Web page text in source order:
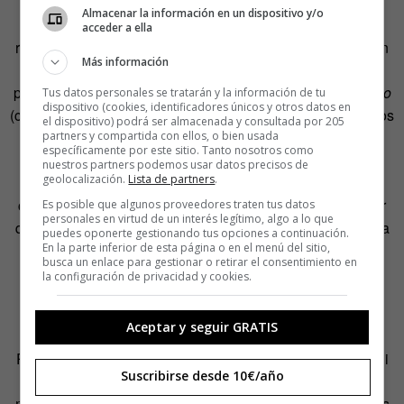
En aquellos comienzos de la movida y del auge de la
rumba, Francisco Umbral dijo que el cheli era una rebelión
léxica. Hoy es el trap el que pone el léxico y la gramática
patas arriba. Sus palabras suenan tan ásperas como el
keo
(casa) y elteki(taxi) del callejeo de los 70 y 80. Los traperos
se comen sílabas (to loco), usan la equis en vez de
distinguir entre femenino y masculino (todxs), inventan el
espanglish como les da la gana (
crean palabras que son solo suyas, sin ningún interés por
que las entienda alguien fuera delguero(de la voz inglesa
ghetto : barrio). Los del trap son rebeldes hasta con sus
hermanos del rap: no son tan disciplinados con las rimas
como los primeros raperos. Y de las normas piensan lo
mismo que los punks de los 70: ¡Se la suda!
Pero el origen de estas dos jergas es muy distinto. El cheli
que cantaban las rumbas y que pronunciaban los que se
Almacenar la información en un dispositivo y/o
acceder a ella
Más información
Tus datos personales se tratarán y la información de tu
dispositivo (cookies, identificadores únicos y otros datos en
el dispositivo) podrá ser almacenada y consultada por 205
partners y compartida con ellos, o bien usada
específicamente por este sitio. Tanto nosotros como
nuestros partners podemos usar datos precisos de
geolocalización. Lista de partners.
Es posible que algunos proveedores traten tus datos
personales en virtud de un interés legítimo, algo a lo que
puedes oponerte gestionando tus opciones a continuación.
En la parte inferior de esta página o en el menú del sitio,
busca un enlace para gestionar o retirar el consentimiento en
la configuración de privacidad y cookies.
Aceptar y seguir GRATIS
Suscribirse desde 10€/año